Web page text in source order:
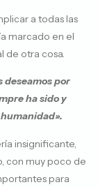
a todas las
marcado en el
de otra cosa.
deseamos por
ha sido y
insignificante,
con muy poco de
para